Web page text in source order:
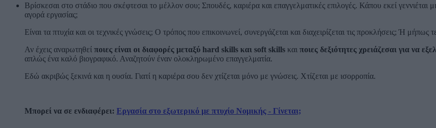
Βρίσκεσαι στο στάδιο που σκέφτεσαι το μέλλον σου; Σπουδές, καριέρα και επαγγελματικές επιλογές. Κάπου εκεί γεννιέται
αγορά εργασίας;
Είναι τα πτυχία και οι τεχνικές γνώσεις; Ο τρόπος που επικοινωνεί, συνεργάζεται και διαχειρίζεται τις προκλήσεις; Ή
Αν έχεις αναρωτηθεί ποιες είναι οι διαφορές μεταξύ hard skills και soft skills και ποιες δεξιότητες χρειάζεσαι για να
απλώς ένα καλό βιογραφικό. Αναζητούν έναν ολοκληρωμένο επαγγελματία.
Εδώ ακριβώς ξεκινά και η ουσία. Γιατί η καριέρα σου δεν χτίζεται μόνο με γνώσεις. Χτίζεται με ισορροπία.
Μπορεί να σε ενδιαφέρει: Εργασία στο εξωτερικό με πτυχίο Νομικής - Γίνεται;